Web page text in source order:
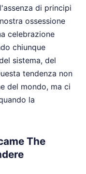
di principi
ossessione
celebrazione
chiunque
sistema, del
tendenza non
del mondo, ma ci
la
The